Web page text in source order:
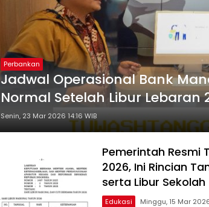
Perbankan
Jadwal Operasional Bank
Normal Setelah Libur Lebaran
Senin, 23 Mar 2026 14:16 WIB
Pemerintah Resmi
2026, Ini Rincian
serta Libur Sekolah
Edukasi